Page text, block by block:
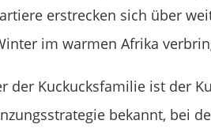
erstrecken sich über
im warmen Afrika
der Kuckucksfamilie ist der
bekannt, bei